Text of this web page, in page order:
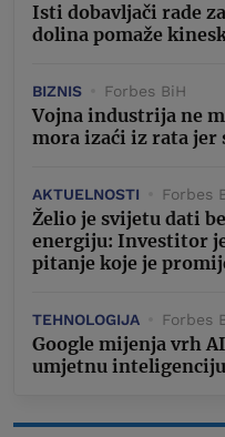
Isti dobavljači rade
dolina pomaže
BIZNIS Forbes BiH
Vojna industrija ne
mora izaći iz rata jer
AKTUELNOSTI Forbes
Želio je svijetu dati
energiju: Investitor
pitanje koje je
TEHNOLOGIJA Forbes
Google mijenja vrh
umjetnu